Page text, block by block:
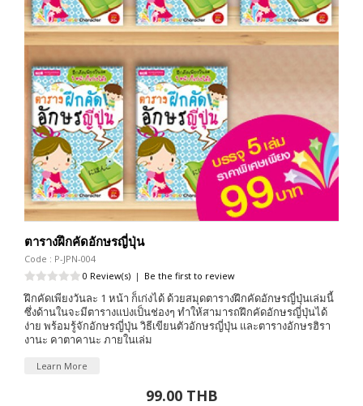
ตารางฝึกคัดอักษรญี่ปุ่น
Code : P-JPN-004
0 Review(s) | Be the first to review
ฝึกคัดเพียงวันละ 1 หน้า ก็เก่งได้ ด้วยสมุดตารางฝึกคัดอักษรญี่ปุ่นเล่มนี้
ซึ่งด้านในจะมีตารางแบ่งเป็นช่องๆ ทำให้สามารถฝึกคัดอักษรญี่ปุ่นได้
ง่าย พร้อมรู้จักอักษรญี่ปุ่น วิธีเขียนตัวอักษรญี่ปุ่น และตารางอักษรฮิรา
งานะ คาตาคานะ ภายในเล่ม
Learn More
99.00 THB